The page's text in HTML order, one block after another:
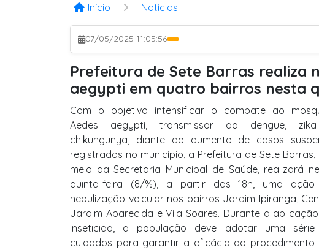
Início Notícias
07/05/2025 11:05:56
Prefeitura de Sete Barras realiza
aegypti em quatro bairros nesta
Com o objetivo intensificar o combate ao
Aedes aegypti, transmissor da dengue,
chikungunya, diante do aumento de casos
registrados no município, a Prefeitura de Sete Barras,
meio da Secretaria Municipal de Saúde, realizará
quinta-feira (8/%), a partir das 18h, uma
nebulização veicular nos bairros Jardim Ipiranga,
Jardim Aparecida e Vila Soares. Durante a
inseticida, a população deve adotar uma
cuidados para garantir a eficácia do procedimento